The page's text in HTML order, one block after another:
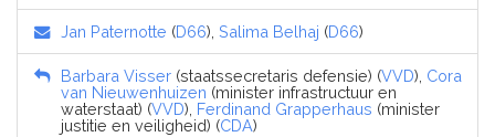
Jan Paternotte (D66), Salima Belhaj (D66)
Barbara Visser (staatssecretaris defensie) (VVD), Cora
van Nieuwenhuizen (minister infrastructuur en
waterstaat) (VVD), Ferdinand Grapperhaus (minister
justitie en veiligheid) (CDA)